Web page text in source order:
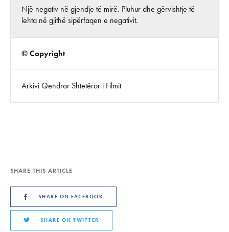
Një negativ në gjendje të mirë. Pluhur dhe gërvishtje të
lehta në gjithë sipërfaqen e negativit.
© Copyright
Arkivi Qendror Shtetëror i Filmit
SHARE THIS ARTICLE
SHARE ON FACEBOOK
SHARE ON TWITTER